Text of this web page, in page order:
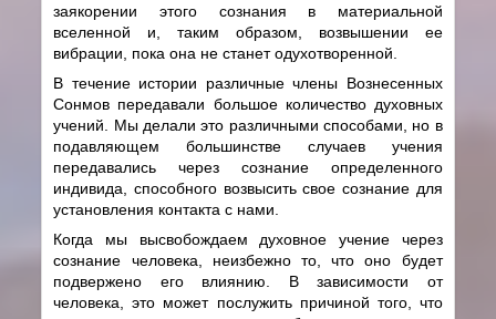
заякорении этого сознания в материальной
вселенной и, таким образом, возвышении ее
вибрации, пока она не станет одухотворенной.
В течение истории различные члены Вознесенных
Сонмов передавали большое количество духовных
учений. Мы делали это различными способами, но в
подавляющем большинстве случаев учения
передавались через сознание определенного
индивида, способного возвысить свое сознание для
установления контакта с нами.
Когда мы высвобождаем духовное учение через
сознание человека, неизбежно то, что оно будет
подвержено его влиянию. В зависимости от
человека, это может послужить причиной того, что